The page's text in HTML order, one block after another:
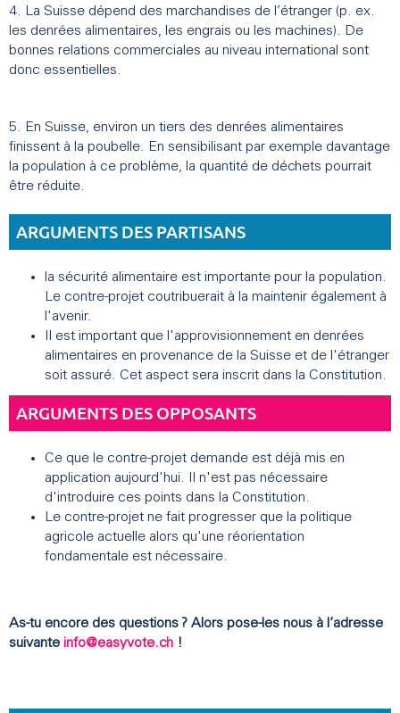
4. La Suisse dépend des marchandises de l’étranger (p. ex.
les denrées alimentaires, les engrais ou les machines). De
bonnes relations commerciales au niveau international sont
donc essentielles.
5. En Suisse, environ un tiers des denrées alimentaires
finissent à la poubelle. En sensibilisant par exemple davantage
la population à ce problème, la quantité de déchets pourrait
être réduite.
ARGUMENTS DES PARTISANS
la sécurité alimentaire est importante pour la population.
Le contre-projet coutribuerait à la maintenir également à
l'avenir.
Il est important que l'approvisionnement en denrées
alimentaires en provenance de la Suisse et de l'étranger
soit assuré. Cet aspect sera inscrit dans la Constitution.
ARGUMENTS DES OPPOSANTS
Ce que le contre-projet demande est déjà mis en
application aujourd'hui. Il n'est pas nécessaire
d'introduire ces points dans la Constitution.
Le contre-projet ne fait progresser que la politique
agricole actuelle alors qu'une réorientation
fondamentale est nécessaire.
As-tu encore des questions ? Alors pose-les nous à l’adresse
suivante info@easyvote.ch !